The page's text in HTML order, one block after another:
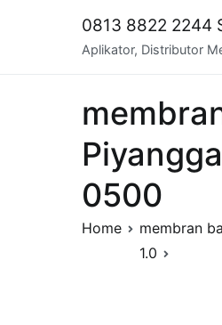
0813 8822 2244
Aplikator, Distributor
0500
Home
membran
1.0